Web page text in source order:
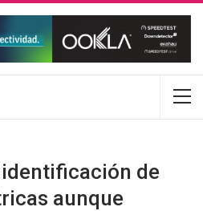
de
aunque